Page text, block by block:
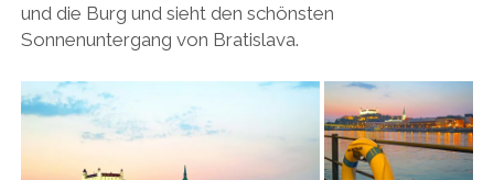
und die Burg und sieht den schönsten
Sonnenuntergang von Bratislava.